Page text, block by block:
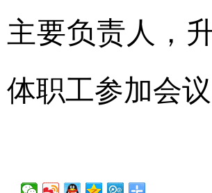
主要负责人，
体职工参加会议